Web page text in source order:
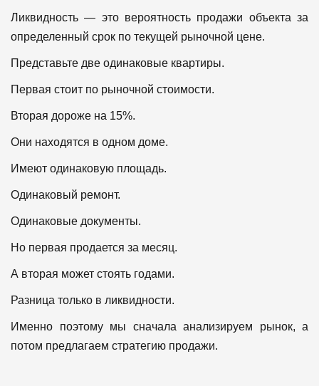
Ликвидность — это вероятность продажи объекта за
определенный срок по текущей рыночной цене.
Представьте две одинаковые квартиры.
Первая стоит по рыночной стоимости.
Вторая дороже на 15%.
Они находятся в одном доме.
Имеют одинаковую площадь.
Одинаковый ремонт.
Одинаковые документы.
Но первая продается за месяц.
А вторая может стоять годами.
Разница только в ликвидности.
Именно поэтому мы сначала анализируем рынок, а
потом предлагаем стратегию продажи.